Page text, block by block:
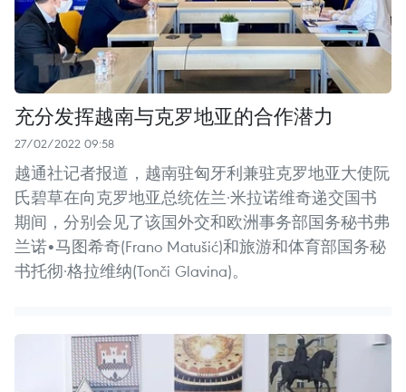
充分发挥越南与克罗地亚的合作潜力
27/02/2022 09:58
越通社记者报道，越南驻匈牙利兼驻克罗地亚大使阮
氏碧草在向克罗地亚总统佐兰·米拉诺维奇递交国书
期间，分别会见了该国外交和欧洲事务部国务秘书弗
兰诺•马图希奇(Frano Matušić)和旅游和体育部国务秘
书托彻·格拉维纳(Tonči Glavina)。